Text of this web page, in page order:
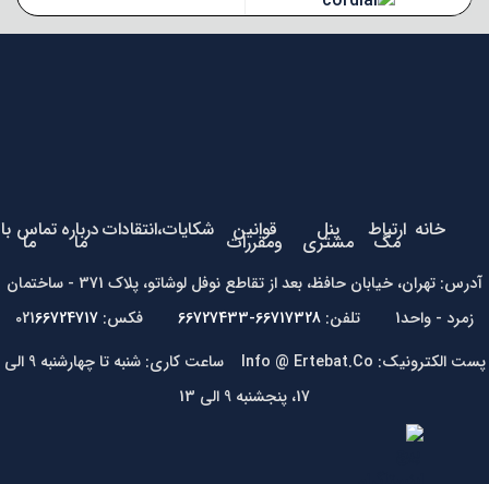
خانه ارتباط
مگ پنل
مشتری قوانین
ومقررات شکایات،انتقاداتدرباره
ما تماس با
ما
آدرس: تهران، خیابان حافظ، بعد از تقاطع نوفل لوشاتو، پلاک 371 - ساختمان
زمرد - واحد1 تلفن:
66717328-66727433 فکس: 021 66724717
پست الکترونیک: Info @ Ertebat.Co ساعت کاری: شنبه تا چهارشنبه 9 الی
17، پنجشنبه 9 الی 13